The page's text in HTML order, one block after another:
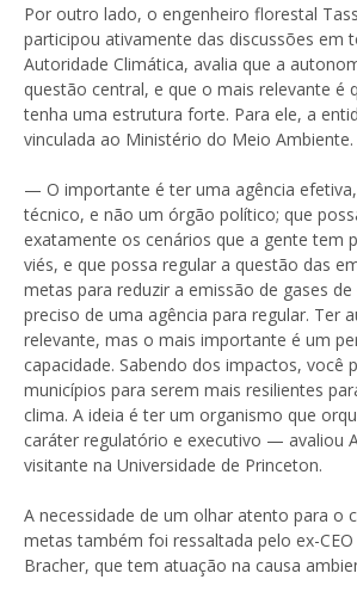
Por outro lado, o engenheiro florestal
participou ativamente das discussões em
Autoridade Climática, avalia que a
questão central, e que o mais relevante é
tenha uma estrutura forte. Para ele, a
vinculada ao Ministério do Meio Ambiente.
— O importante é ter uma agência
técnico, e não um órgão político; que
exatamente os cenários que a gente tem
viés, e que possa regular a questão das
metas para reduzir a emissão de gases
preciso de uma agência para regular. Ter
relevante, mas o mais importante é um
capacidade. Sabendo dos impactos, você
municípios para serem mais resilientes
clima. A ideia é ter um organismo que
caráter regulatório e executivo — avaliou
visitante na Universidade de Princeton.
A necessidade de um olhar atento para o
metas também foi ressaltada pelo ex-
Bracher, que tem atuação na causa